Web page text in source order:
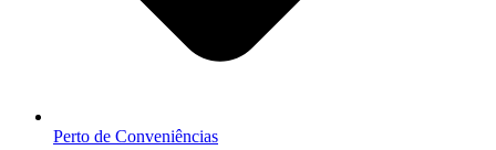
Perto de Conveniências